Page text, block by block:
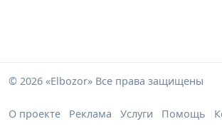
© 2026 «Elbozor» Все права защищены
О проекте Реклама Услуги Помощь